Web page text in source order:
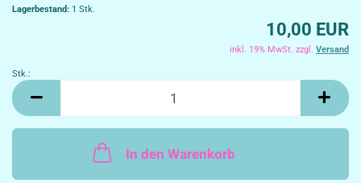
Lagerbestand: 1 Stk.
10,00 EUR
inkl. 19% MwSt. zzgl. Versand
Stk.:
Stk.
In den Warenkorb